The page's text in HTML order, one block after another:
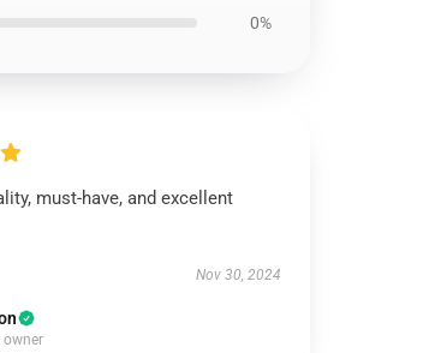
0%
must-have, and excellent
Nov 30, 2024
owner